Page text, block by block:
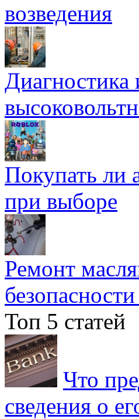
возведения
Диагностика
Покупать ли
при выборе
Ремонт
Топ 5 статей
Что
сведения о